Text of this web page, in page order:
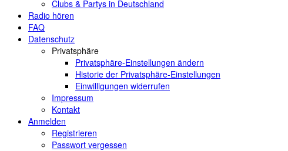
Clubs & Partys in Deutschland
Radio hören
FAQ
Datenschutz
Privatsphäre
Privatsphäre-Einstellungen ändern
Historie der Privatsphäre-Einstellungen
Einwilligungen widerrufen
Impressum
Kontakt
Anmelden
Registrieren
Passwort vergessen